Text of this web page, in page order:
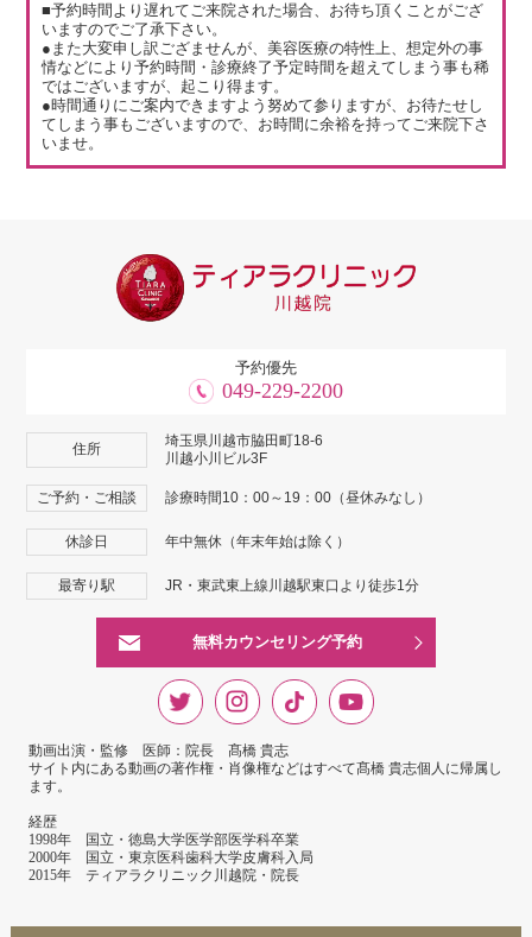
■予約時間より遅れてご来院された場合、お待ち頂くことがござ
いますのでご了承下さい。
●また大変申し訳ござませんが、美容医療の特性上、想定外の事
情などにより予約時間・診療終了予定時間を超えてしまう事も稀
ではございますが、起こり得ます。
●時間通りにご案内できますよう努めて参りますが、お待たせし
てしまう事もございますので、お時間に余裕を持ってご来院下さ
いませ。
予約優先
049-229-2200
住所
埼玉県川越市脇田町18-6
川越小川ビル3F
ご予約・ご相談 診療時間10：00～19：00（昼休みなし）
休診日 年中無休（年末年始は除く）
最寄り駅 JR・東武東上線川越駅東口より徒歩1分
無料カウンセリング予約
動画出演・監修 医師：院長 髙橋 貴志
サイト内にある動画の著作権・肖像権などはすべて髙橋 貴志個人に帰属し
ます。
経歴
1998年 国立・徳島大学医学部医学科卒業
2000年 国立・東京医科歯科大学皮膚科入局
2015年 ティアラクリニック川越院・院長